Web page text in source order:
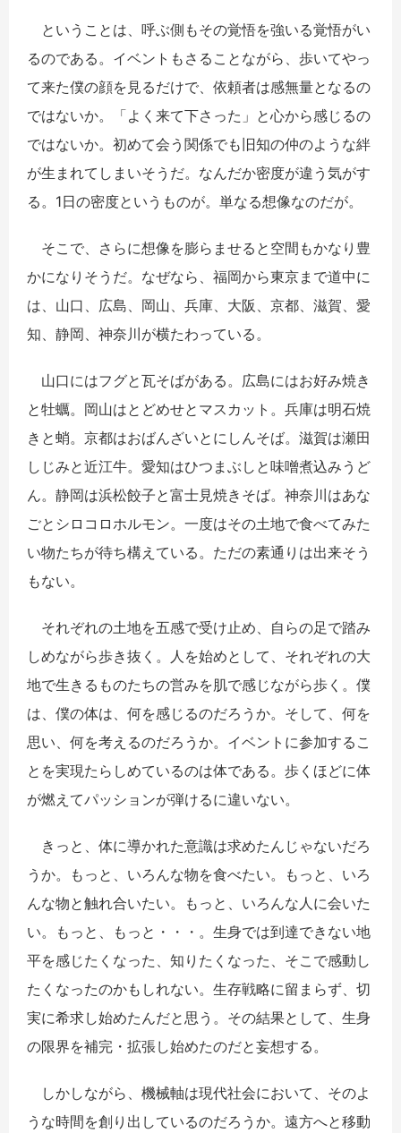
ということは、呼ぶ側もその覚悟を強いる覚悟がい
るのである。イベントもさることながら、歩いてやっ
て来た僕の顔を見るだけで、依頼者は感無量となるの
ではないか。「よく来て下さった」と心から感じるの
ではないか。初めて会う関係でも旧知の仲のような絆
が生まれてしまいそうだ。なんだか密度が違う気がす
る。1日の密度というものが。単なる想像なのだが。
そこで、さらに想像を膨らませると空間もかなり豊
かになりそうだ。なぜなら、福岡から東京まで道中に
は、山口、広島、岡山、兵庫、大阪、京都、滋賀、愛
知、静岡、神奈川が横たわっている。
山口にはフグと瓦そばがある。広島にはお好み焼き
と牡蠣。岡山はとどめせとマスカット。兵庫は明石焼
きと蛸。京都はおばんざいとにしんそば。滋賀は瀬田
しじみと近江牛。愛知はひつまぶしと味噌煮込みうど
ん。静岡は浜松餃子と富士見焼きそば。神奈川はあな
ごとシロコロホルモン。一度はその土地で食べてみた
い物たちが待ち構えている。ただの素通りは出来そう
もない。
それぞれの土地を五感で受け止め、自らの足で踏み
しめながら歩き抜く。人を始めとして、それぞれの大
地で生きるものたちの営みを肌で感じながら歩く。僕
は、僕の体は、何を感じるのだろうか。そして、何を
思い、何を考えるのだろうか。イベントに参加するこ
とを実現たらしめているのは体である。歩くほどに体
が燃えてパッションが弾けるに違いない。
きっと、体に導かれた意識は求めたんじゃないだろ
うか。もっと、いろんな物を食べたい。もっと、いろ
んな物と触れ合いたい。もっと、いろんな人に会いた
い。もっと、もっと・・・。生身では到達できない地
平を感じたくなった、知りたくなった、そこで感動し
たくなったのかもしれない。生存戦略に留まらず、切
実に希求し始めたんだと思う。その結果として、生身
の限界を補完・拡張し始めたのだと妄想する。
しかしながら、機械軸は現代社会において、そのよ
うな時間を創り出しているのだろうか。遠方へと移動